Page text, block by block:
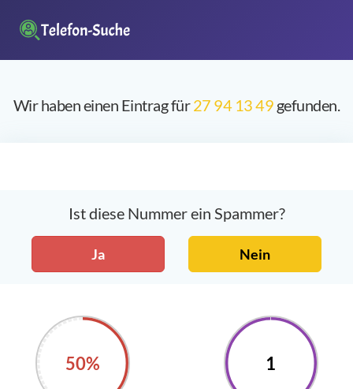
Wir haben einen Eintrag für27 94 13 49 gefunden.
Ist diese Nummer ein Spammer?
Ja Nein
50% 1